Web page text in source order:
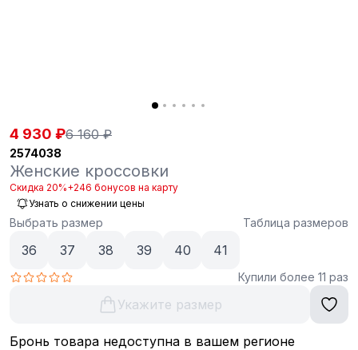
4 930 ₽6 160 ₽
2574038
Женские кроссовки
Скидка 20%+246 бонусов на карту
Узнать о снижении цены
Выбрать размер Таблица размеров
36 37 38 39 40 41
Купили более 11 раз
Укажите размер
Бронь товара недоступна в вашем регионе